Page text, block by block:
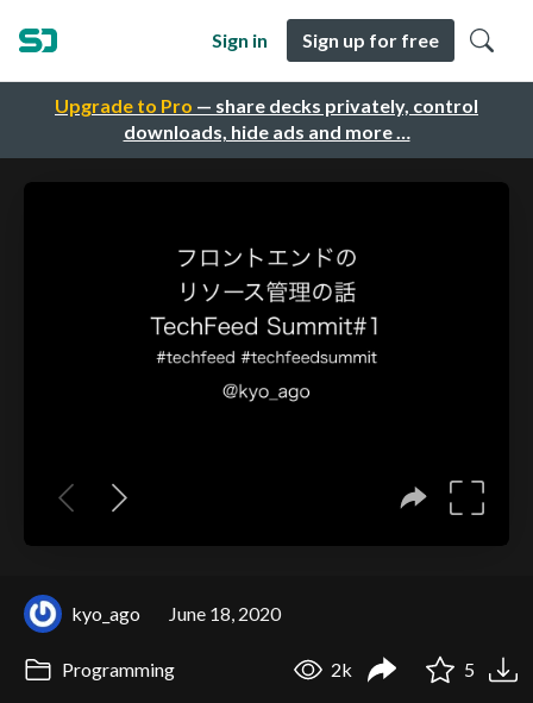
Upgrade to Pro — share decks privately, control
downloads, hide ads and more …
Sign in Sign up for free
kyo_ago June 18, 2020
Programming 2k 5